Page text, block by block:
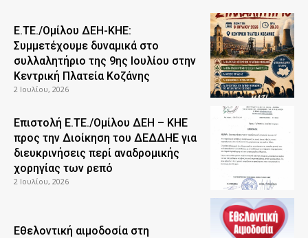
Ε.ΤΕ./Ομίλου ΔΕΗ-ΚΗΕ:
Συμμετέχουμε δυναμικά στο
συλλαλητήριο της 9ης Ιουλίου στην
Κεντρική Πλατεία Κοζάνης
2 Ιουλίου, 2026
Επιστολή Ε.ΤΕ./Ομίλου ΔΕΗ – ΚΗΕ
προς την Διοίκηση του ΔΕΔΔΗΕ για
διευκρινήσεις περί αναδρομικής
χορηγίας των ρεπό
2 Ιουλίου, 2026
Εθελοντική αιμοδοσία στη